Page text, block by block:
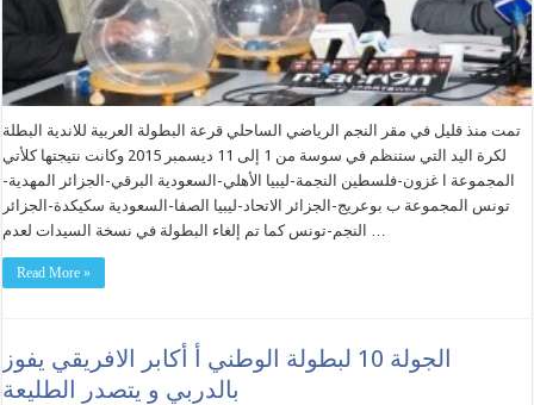
تمت منذ قليل في مقر النجم الرياضي الساحلي قرعة البطولة العربية للاندية البطلة
لكرة اليد التي ستنظم في سوسة من 1 إلى 11 ديسمبر 2015 وكانت نتيجتها كلأتي
المجموعة ا غزون-فلسطين النجمة-ليبيا الأهلي-السعودية البرقي-الجزائر المهدية-
تونس المجموعة ب بوعريج-الجزائر الاتحاد-ليبيا الصفا-السعودية سكيكدة-الجزائر
النجم-تونس كما تم إلغاء البطولة في نسخة السيدات لعدم …
Read More »
الجولة 10 لبطولة الوطني أ أكابر الافريقي يفوز
بالدربي و يتصدر الطليعة